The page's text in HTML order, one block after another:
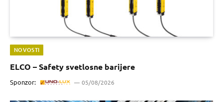
NOVOSTI
ELCO – Safety svetlosne barijere
Sponzor: 05/08/2026